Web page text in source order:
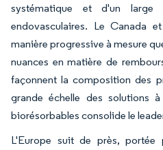
systématique et d'un large
endovasculaires. Le Canada
manière progressive à mesure
nuances en matière de
façonnent la composition des
grande échelle des solutions
biorésorbables consolide le
L'Europe suit de près, portée